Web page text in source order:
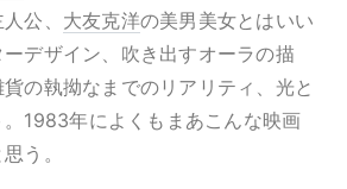
公、 大友克洋の美男美女とはいい
ーデザイン、吹き出すオーラの描
の執拗なまでのリアリティ、光と
。1983年によくもまあこんな映画
う。